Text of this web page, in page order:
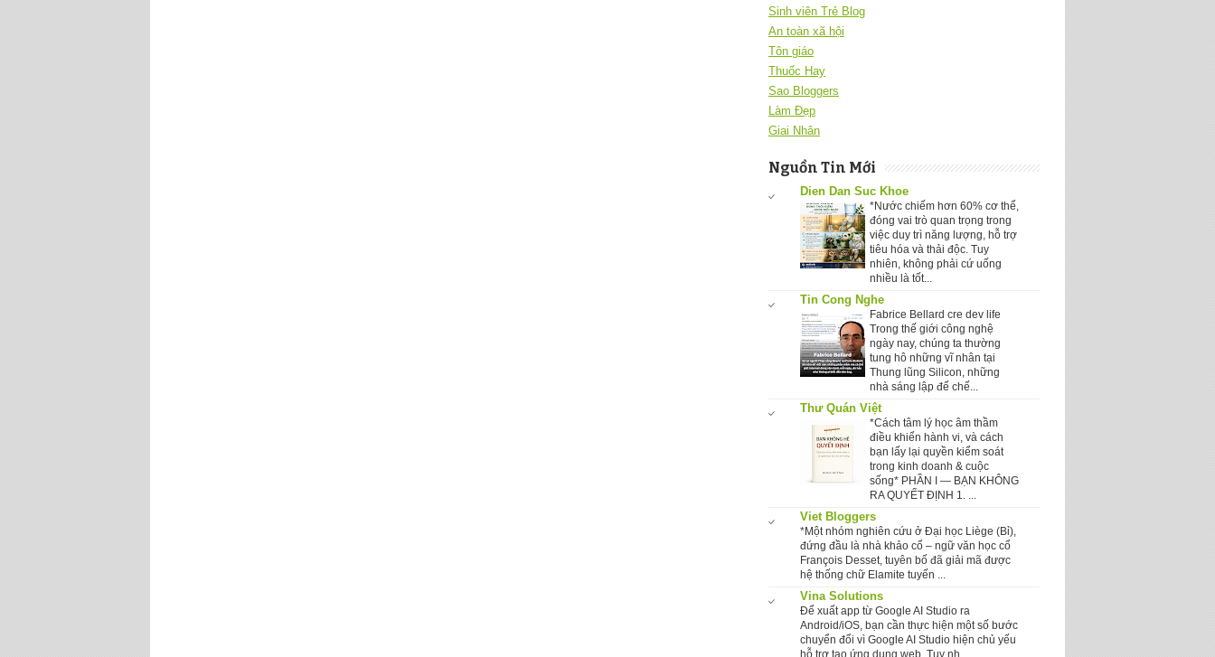
Sinh viên Trẻ Blog
An toàn xã hội
Tôn giáo
Thuốc Hay
Sao Bloggers
Làm Đẹp
Giai Nhân
Nguồn Tin Mới
Dien Dan Suc Khoe
*Nước chiếm hơn 60% cơ thể,
đóng vai trò quan trọng trong
việc duy trì năng lượng, hỗ trợ
tiêu hóa và thải độc. Tuy
nhiên, không phải cứ uống
nhiều là tốt...
Tin Cong Nghe
Fabrice Bellard cre dev life
Trong thế giới công nghệ
ngày nay, chúng ta thường
tung hô những vĩ nhân tại
Thung lũng Silicon, những
nhà sáng lập đế chế...
Thư Quán Việt
*Cách tâm lý học âm thầm
điều khiển hành vi, và cách
bạn lấy lại quyền kiểm soát
trong kinh doanh & cuộc
sống* PHẦN I — BẠN KHÔNG
RA QUYẾT ĐỊNH 1. ...
Viet Bloggers
*Một nhóm nghiên cứu ở Đại học Liège (Bỉ),
đứng đầu là nhà khảo cổ – ngữ văn học cổ
François Desset, tuyên bố đã giải mã được
hệ thống chữ Elamite tuyến ...
Vina Solutions
Để xuất app từ Google AI Studio ra
Android/iOS, bạn cần thực hiện một số bước
chuyển đổi vì Google AI Studio hiện chủ yếu